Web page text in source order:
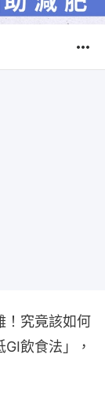
！究竟該如何
飲食法」，